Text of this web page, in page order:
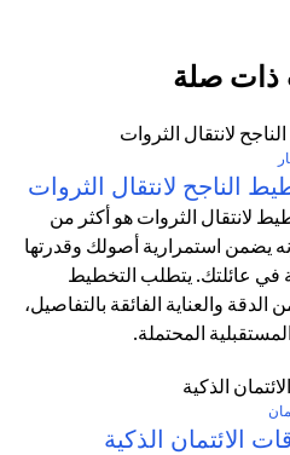
ذات صلة
الناجح لانتقال الثروات
لانتقال الثروات هو أكثر من
يضمن استمرارية أصولك وقدرتها
في عائلتك. يتطلب التخطيط
والعناية الفائقة بالتفاصيل،
المحتملة.
الائتمان الذكية